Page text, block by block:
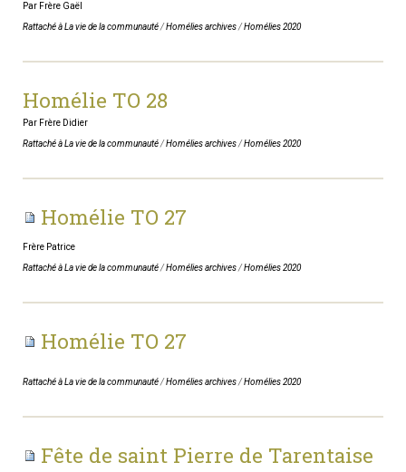
Par Frère Gaël
Rattaché àLa vie de la communauté/Homélies archives/Homélies 2020
Homélie TO 28
Par Frère Didier
Rattaché àLa vie de la communauté/Homélies archives/Homélies 2020
Homélie TO 27
Frère Patrice
Rattaché àLa vie de la communauté/Homélies archives/Homélies 2020
Homélie TO 27
Rattaché àLa vie de la communauté/Homélies archives/Homélies 2020
Fête de saint Pierre de Tarentaise